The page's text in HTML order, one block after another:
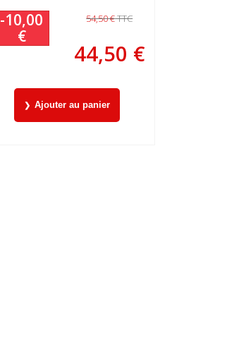
-10,00
€
54,50 €TTC
44,50 €
Ajouter au panier